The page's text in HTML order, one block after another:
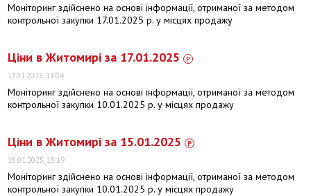
Моніторинг здійснено на основі інформації, отриманої за методом
контрольної закупки 17.01.2025 р. у місцях продажу
Ціни в Житомирі за 17.01.2025
17.01.2025, 11:04
Моніторинг здійснено на основі інформації, отриманої за методом
контрольної закупки 10.01.2025 р. у місцях продажу
Ціни в Житомирі за 15.01.2025
15.01.2025, 15:19
Моніторинг здійснено на основі інформації, отриманої за методом
контрольної закупки 10.01.2025 р. у місцях продажу